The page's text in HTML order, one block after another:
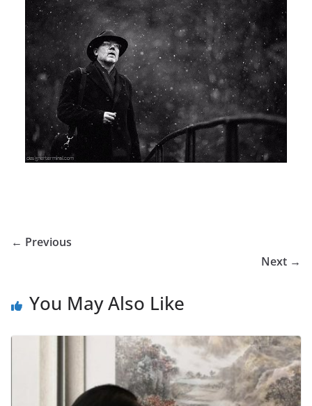
← Previous
Next →
You May Also Like